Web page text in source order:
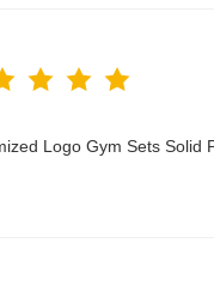
Logo Gym Sets Solid